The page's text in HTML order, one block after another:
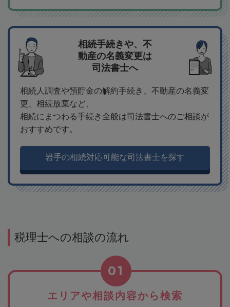
相続手続きや、不
動産の名義変更は
司法書士へ
相続人調査や預貯金の解約手続き、不動産の名義変
更、相続放棄など、
相続にまつわる手続き全般は司法書士へのご相談が
おすすめです。
岩手の相続対応可能な司法書士を探す
税理士への相談の流れ
エリアや相談内容から検索
01